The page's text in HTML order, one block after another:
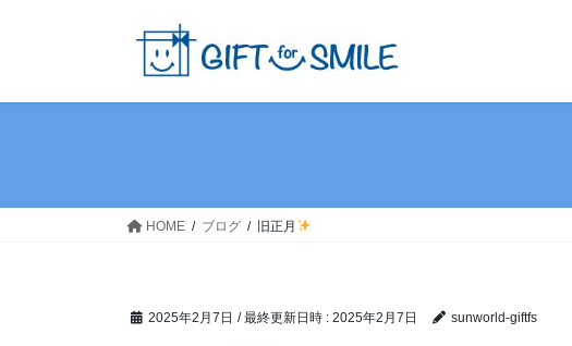
HOME ブログ 旧正月
2025年2月7日 / 最終更新日時 : 2025年2月7日 sunworld-giftfs